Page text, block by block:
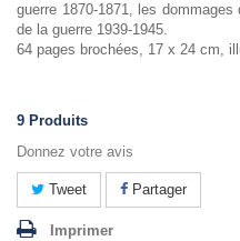
guerre 1870-1871, les
de la guerre 1939-1945.
64 pages brochées, 17 x 24 cm,
9 Produits
Donnez votre avis
Tweet Partager
Imprimer